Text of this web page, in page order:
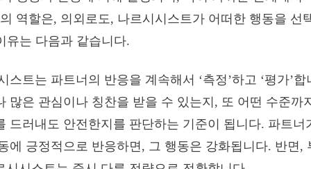
역할은, 의외로도, 나르시시스트가 어떠한 행동을 선
유는 다음과 같습니다.
스트는 파트너의 반응을 계속해서 ‘측정’하고 ‘평가’
많은 관심이나 칭찬을 받을 수 있는지, 또 어떤 수준까
드러내도 안전한지를 판단하는 기준이 됩니다. 파트너
에 긍정적으로 반응하면, 그 행동은 강화됩니다. 반면,